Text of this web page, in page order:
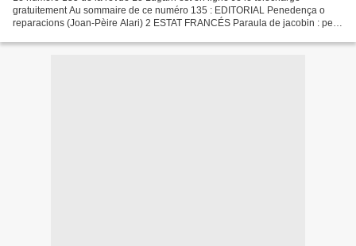
gratuitement Au sommaire de ce numéro 135 : EDITORIAL Penedença o
reparacions (Joan-Pèire Alari) 2 ESTAT FRANCÉS Paraula de jacobin : per